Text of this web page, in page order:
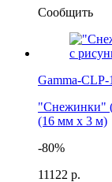
Сообщить
Gamma-CLP-
"Снежинки"
(16 мм х 3 м)
-80%
111 22 р.